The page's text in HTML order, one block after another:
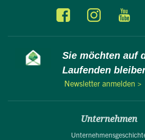
Sie möchten auf
Laufenden
Newsletter anmelden >
Unternehmen